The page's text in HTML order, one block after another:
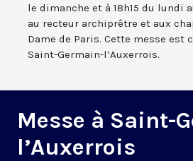
le dimanche et à 18h15 du lundi
au recteur archiprêtre et aux
Dame de Paris. Cette messe est
Saint-Germain-l’Auxerrois.
Messe à Saint-
l’Auxerrois